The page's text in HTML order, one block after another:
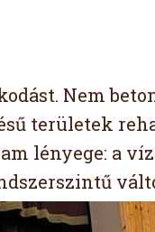
Nem
területek
lényege: a